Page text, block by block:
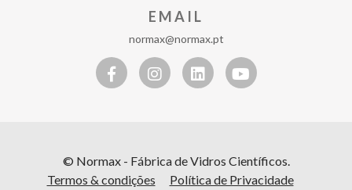
EMAIL
normax@normax.pt
© Normax - Fábrica de Vidros Científicos.
Termos & condições
Política de Privacidade